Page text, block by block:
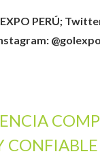
PERÚ;
CONFIABLE